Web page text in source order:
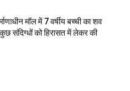
मॉल में 7 वर्षीय बच्ची का शव
संदिग्धों को हिरासत में लेकर की